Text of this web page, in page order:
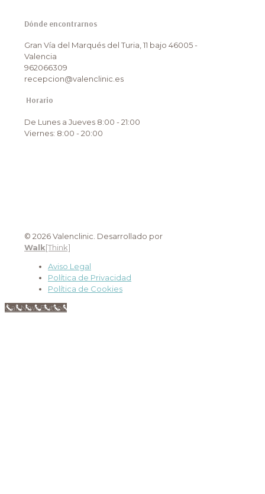
Dónde encontrarnos
Gran Vía del Marqués del Turia, 11 bajo 46005 -
Valencia
962066309
recepcion@valenclinic.es
Horario
De Lunes a Jueves 8:00 - 21:00
Viernes: 8:00 - 20:00
© 2026 Valenclinic. Desarrollado por
Walk[Think]
Aviso Legal
Política de Privacidad
Política de Cookies
Call Now Button